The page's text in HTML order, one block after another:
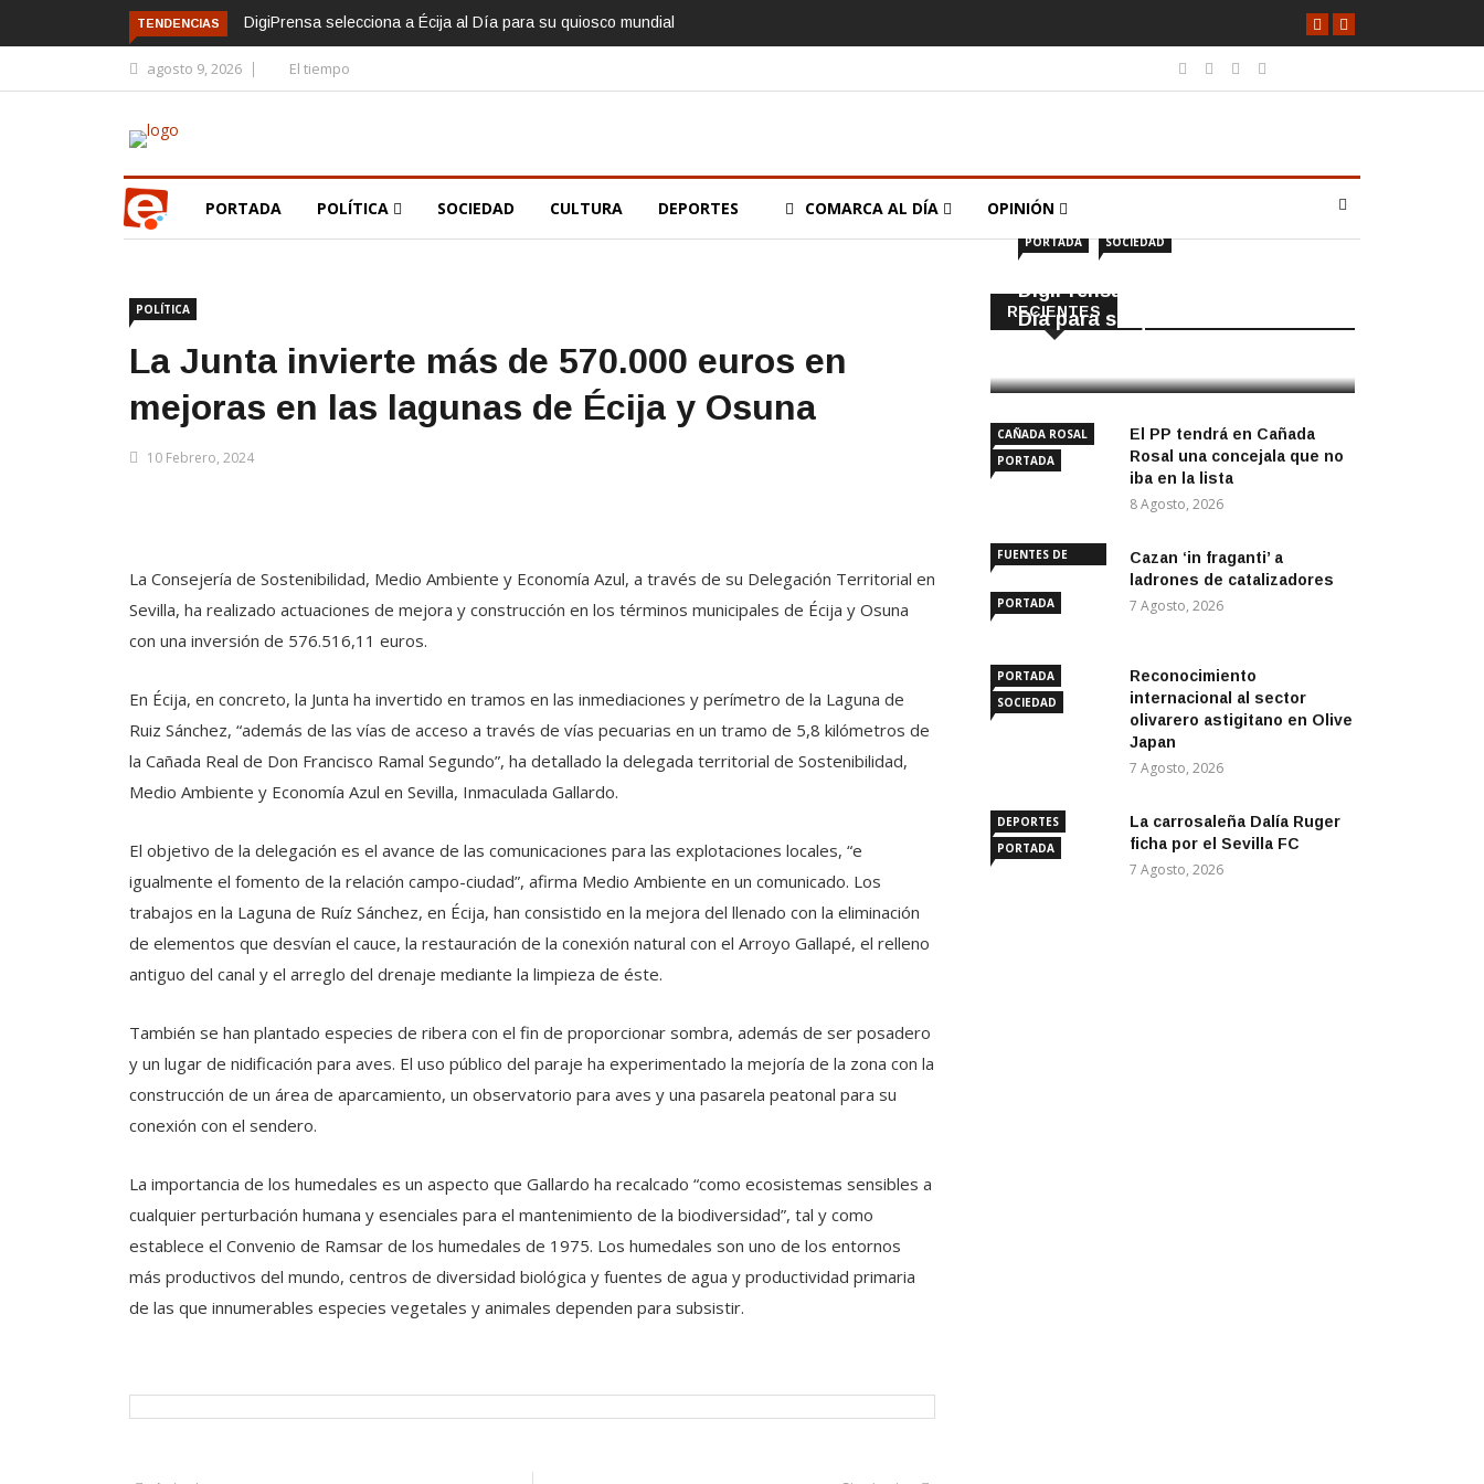
TENDENCIAS DigiPrensa selecciona a Écija al Día para su quiosco mundial
agosto 9, 2026 El tiempo
PORTADA POLÍTICA SOCIEDAD CULTURA DEPORTES COMARCA AL DÍA OPINIÓN
POLÍTICA
La Junta invierte más de 570.000 euros en
mejoras en las lagunas de Écija y Osuna
10 Febrero, 2024
La Consejería de Sostenibilidad, Medio Ambiente y Economía Azul, a través de su Delegación Territorial en
Sevilla, ha realizado actuaciones de mejora y construcción en los términos municipales de Écija y Osuna
con una inversión de 576.516,11 euros.
En Écija, en concreto, la Junta ha invertido en tramos en las inmediaciones y perímetro de la Laguna de
Ruiz Sánchez, “además de las vías de acceso a través de vías pecuarias en un tramo de 5,8 kilómetros de
la Cañada Real de Don Francisco Ramal Segundo”, ha detallado la delegada territorial de Sostenibilidad,
Medio Ambiente y Economía Azul en Sevilla, Inmaculada Gallardo.
El objetivo de la delegación es el avance de las comunicaciones para las explotaciones locales, “e
igualmente el fomento de la relación campo-ciudad”, afirma Medio Ambiente en un comunicado. Los
trabajos en la Laguna de Ruíz Sánchez, en Écija, han consistido en la mejora del llenado con la eliminación
de elementos que desvían el cauce, la restauración de la conexión natural con el Arroyo Gallapé, el relleno
antiguo del canal y el arreglo del drenaje mediante la limpieza de éste.
También se han plantado especies de ribera con el fin de proporcionar sombra, además de ser posadero
y un lugar de nidificación para aves. El uso público del paraje ha experimentado la mejoría de la zona con la
construcción de un área de aparcamiento, un observatorio para aves y una pasarela peatonal para su
conexión con el sendero.
La importancia de los humedales es un aspecto que Gallardo ha recalcado “como ecosistemas sensibles a
cualquier perturbación humana y esenciales para el mantenimiento de la biodiversidad”, tal y como
establece el Convenio de Ramsar de los humedales de 1975. Los humedales son uno de los entornos
más productivos del mundo, centros de diversidad biológica y fuentes de agua y productividad primaria
de las que innumerables especies vegetales y animales dependen para subsistir.
RECIENTES
PORTADA SOCIEDAD
DigiPrensa selecciona a Écija al
Día para su quiosco mundial
CAÑADA ROSAL
PORTADA
El PP tendrá en Cañada
Rosal una concejala que no
iba en la lista
8 Agosto, 2026
FUENTES DE
PORTADA
Cazan ‘in fraganti’ a
ladrones de catalizadores
7 Agosto, 2026
PORTADA
SOCIEDAD
Reconocimiento
internacional al sector
olivarero astigitano en Olive
Japan
7 Agosto, 2026
DEPORTES
PORTADA
La carrosaleña Dalía Ruger
ficha por el Sevilla FC
7 Agosto, 2026